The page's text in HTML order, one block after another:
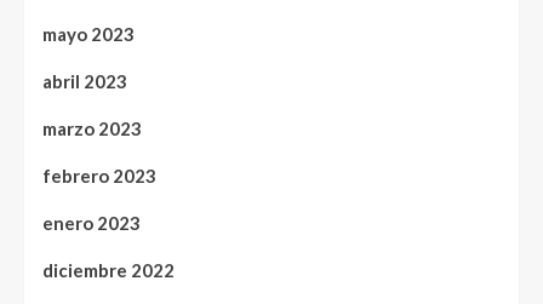
mayo 2023
abril 2023
marzo 2023
febrero 2023
enero 2023
diciembre 2022